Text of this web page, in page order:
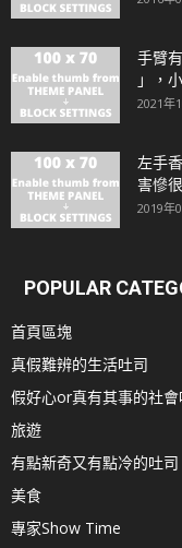
手臂
」，
2021年
左手
害慘
2019年
POPULAR
首頁區塊
真假難辨的生活吐司
假好心or真有其事的社會
旅遊
有點新奇又有點冷的吐司
美食
專家Show Time